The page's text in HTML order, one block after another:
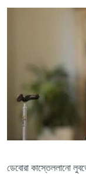
ডেবোরা কাস্তেললানো